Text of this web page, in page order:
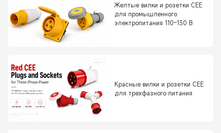
Желтые вилки и розетки CEE
для промышленного
электропитания 110–130 В
Красные вилки и розетки CEE
для трехфазного питания